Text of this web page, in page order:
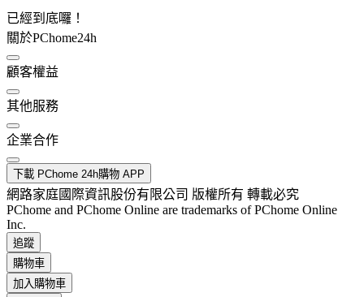
已經到底囉！
關於PChome24h
顧客權益
其他服務
企業合作
下載 PChome 24h購物 APP
網路家庭國際資訊股份有限公司 版權所有 轉載必究
PChome and PChome Online are trademarks of PChome Online
Inc.
追蹤
購物車
加入購物車